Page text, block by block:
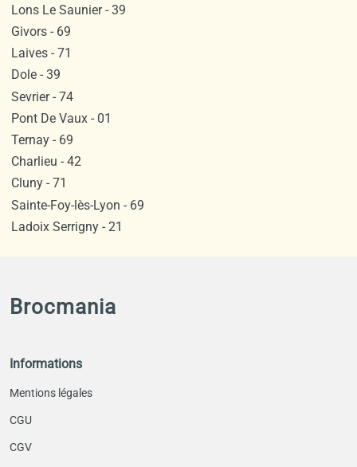
Lons Le Saunier - 39
Givors - 69
Laives - 71
Dole - 39
Sevrier - 74
Pont De Vaux - 01
Ternay - 69
Charlieu - 42
Cluny - 71
Sainte-Foy-lès-Lyon - 69
Ladoix Serrigny - 21
Brocmania
Informations
Mentions légales
CGU
CGV